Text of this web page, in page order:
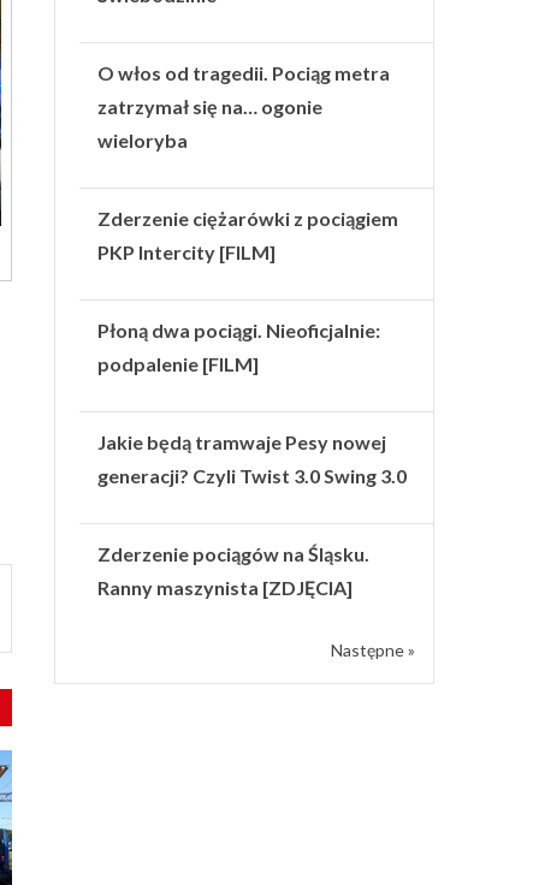
O włos od tragedii. Pociąg metra
zatrzymał się na… ogonie
wieloryba
Zderzenie ciężarówki z pociągiem
PKP Intercity [FILM]
Płoną dwa pociągi. Nieoficjalnie:
podpalenie [FILM]
Jakie będą tramwaje Pesy nowej
generacji? Czyli Twist 3.0 Swing 3.0
Zderzenie pociągów na Śląsku.
Ranny maszynista [ZDJĘCIA]
Następne »